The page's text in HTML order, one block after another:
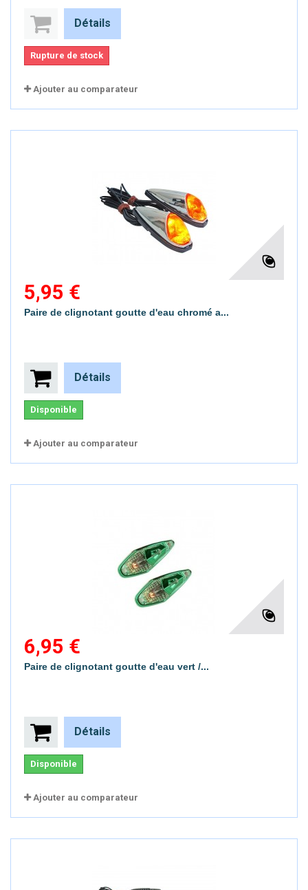
Détails
Rupture de stock
Ajouter au comparateur
5,95 €
Paire de clignotant goutte d'eau chromé a...
Détails
Disponible
Ajouter au comparateur
6,95 €
Paire de clignotant goutte d'eau vert /...
Détails
Disponible
Ajouter au comparateur